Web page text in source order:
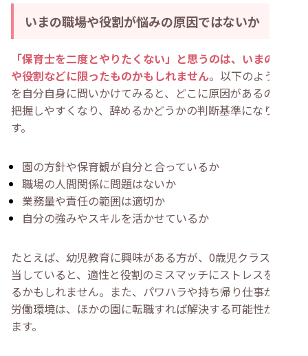
いまの職場や役割が悩みの原因ではないか
「保育士を二度とやりたくない」と思うのは、いまの職場
や役割などに限ったものかもしれません。以下のような点
を自分自身に問いかけてみると、どこに原因があるのかが
把握しやすくなり、辞めるかどうかの判断基準になりま
す。
園の方針や保育観が自分と合っているか
職場の人間関係に問題はないか
業務量や責任の範囲は適切か
自分の強みやスキルを活かせているか
たとえば、幼児教育に興味がある方が、0歳児クラスを担
当していると、適性と役割のミスマッチにストレスを感じ
るかもしれません。また、パワハラや持ち帰り仕事がある
労働環境は、ほかの園に転職すれば解決する可能性があり
ます。